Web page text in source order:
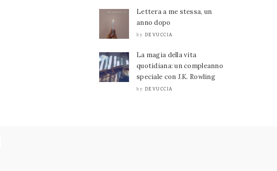
Lettera a me stessa, un
anno dopo
by DEVUCCIA
La magia della vita
quotidiana: un compleanno
speciale con J.K. Rowling
by DEVUCCIA